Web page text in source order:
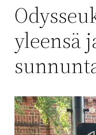
yleensä